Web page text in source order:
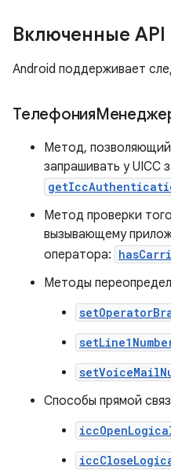
Включенные API
Android поддерживает
Метод,
запрашивать у UICC
Метод проверки
вызывающему
оператора:
Методы
Способы прямой